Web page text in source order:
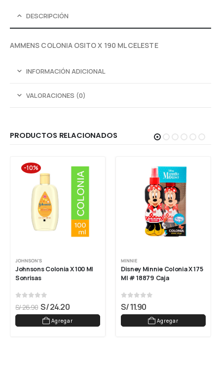
DESCRIPCIÓN
AMMENS COLONIA OSITO X 190 ML CELESTE
INFORMACIÓN ADICIONAL
VALORACIONES (0)
PRODUCTOS RELACIONADOS
-10%
JOHNSON'S
Johnsons Colonia X 100 Ml
Sonrisas
out of 5
S/26.90 S/24.20
Agregar
MINNIE
Disney Minnie Colonia X 175
Ml # 18879 Caja
0 out of 5
S/11.90
Agregar